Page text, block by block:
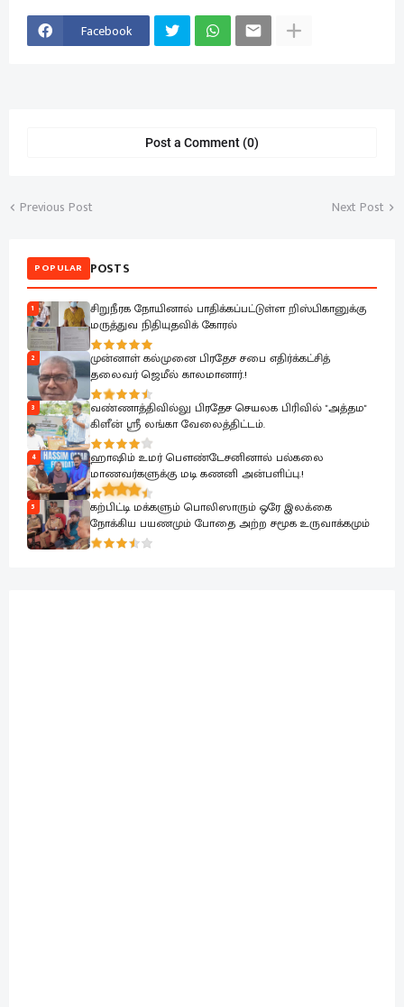
Facebook
Post a Comment (0)
Previous Post Next Post
POPULAR POSTS
1
சிறுநீரக நோயினால் பாதிக்கப்பட்டுள்ள றிஸ்பிகானுக்கு
மருத்துவ நிதியுதவிக் கோரல்
2
முன்னாள் கல்முனை பிரதேச சபை எதிர்க்கட்சித்
தலைவர் ஜெமீல் காலமானார்.!
3
வண்ணாத்திவில்லு பிரதேச செயலக பிரிவில் "அத்தம"
கிளீன் ஸ்ரீ லங்கா வேலைத்திட்டம்.
4
ஹாஷிம் உமர் பௌண்டேசனினால் பல்கலை
மாணவர்களுக்கு மடி கணனி அன்பளிப்பு.!
5
கற்பிட்டி மக்களும் பொலிஸாரும் ஒரே இலக்கை
நோக்கிய பயணமும் போதை அற்ற சமூக உருவாக்கமும்